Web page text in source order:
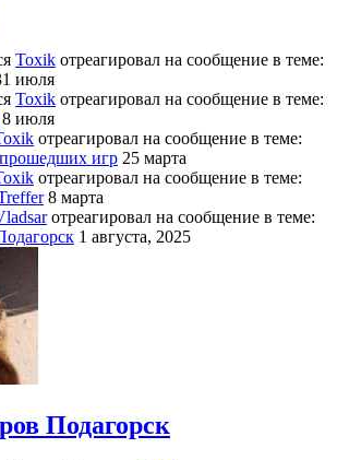
Toxik отреагировал на сообщение в теме:
июля
Toxik отреагировал на сообщение в теме:
8 июля
отреагировал на сообщение в теме:
игр 25 марта
отреагировал на сообщение в теме:
8 марта
отреагировал на сообщение в теме:
1 августа, 2025
Подагорск